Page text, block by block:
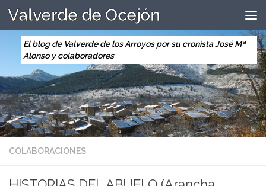
Saltar al contenido
Valverde de Ocejón
El blog de Valverde de los Arroyos por su cronista José Mª
Alonso y colaboradores
COLABORACIONES